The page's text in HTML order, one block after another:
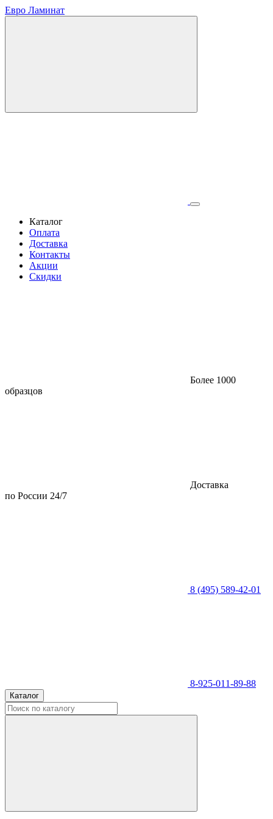
Евро Ламинат
Каталог
Оплата
Доставка
Контакты
Акции
Скидки
Более 1000
образцов
Доставка
по России 24/7
8 (495) 589-42-01
8-925-011-89-88
Каталог